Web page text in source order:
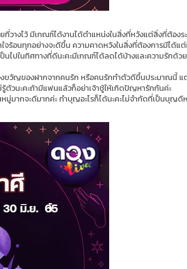
ที่วางไว้ มีเกณฑ์ได้งานได้ตำแหน่งในสิ่งที่หวังแต่สิ่งที่ต้องร
จร้อนทุกอย่างจะดีขึ้น ความคาดหวังในสิ่งที่ต้องการมีได้แ
ป็นไปในทิศทางที่ดีนะคะมีเกณฑ์ได้ลดได้บ้างและความรักด้ว
งขวัญของฝากจากคนรัก หรือคนรักทำตัวดีขึ้นประมาณนี้
ตัวนะคะถ้ามีแฟนแล้วก็อย่าเจ้าชู้ให้เกิดปัญหารักกันค่ะ
มากจะดีมากค่ะ ทำบุญอะไรก็ได้นะคะไม่จำกัดที่เป็นบุญดี